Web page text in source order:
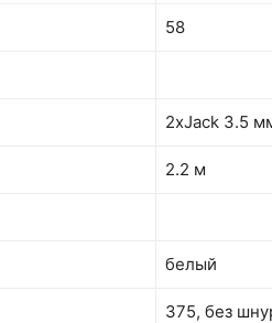
58
2xJack 3.5
2.2 м
белый
375, без